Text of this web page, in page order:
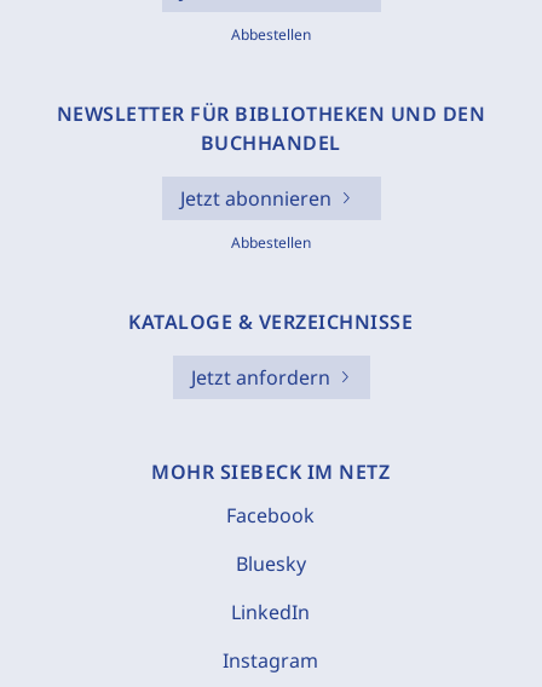
Abbestellen
NEWSLETTER FÜR BIBLIOTHEKEN UND DEN
BUCHHANDEL
Jetzt abonnieren
Abbestellen
KATALOGE & VERZEICHNISSE
Jetzt anfordern
MOHR SIEBECK IM NETZ
Facebook
Bluesky
LinkedIn
Instagram